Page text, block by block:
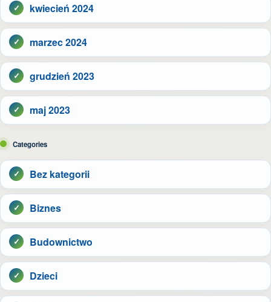
kwiecień 2024
marzec 2024
grudzień 2023
maj 2023
Categories
Bez kategorii
Biznes
Budownictwo
Dzieci